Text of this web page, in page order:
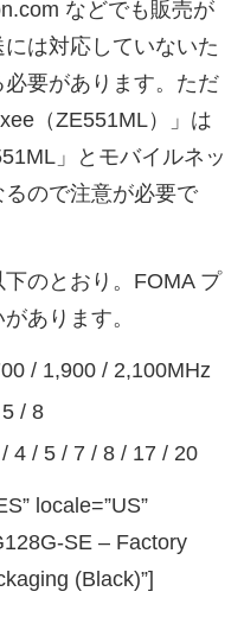
などでも販売が
は対応していないた
要があります。ただ
（ZE551ML）」は
」とモバイルネッ
るので注意が必要で
のとおり。FOMA プ
あります。
/ 1,900 / 2,100MHz
/ 8
4 / 5 / 7 / 8 / 17 / 20
locale=”US”
SE – Factory
(Black)”]